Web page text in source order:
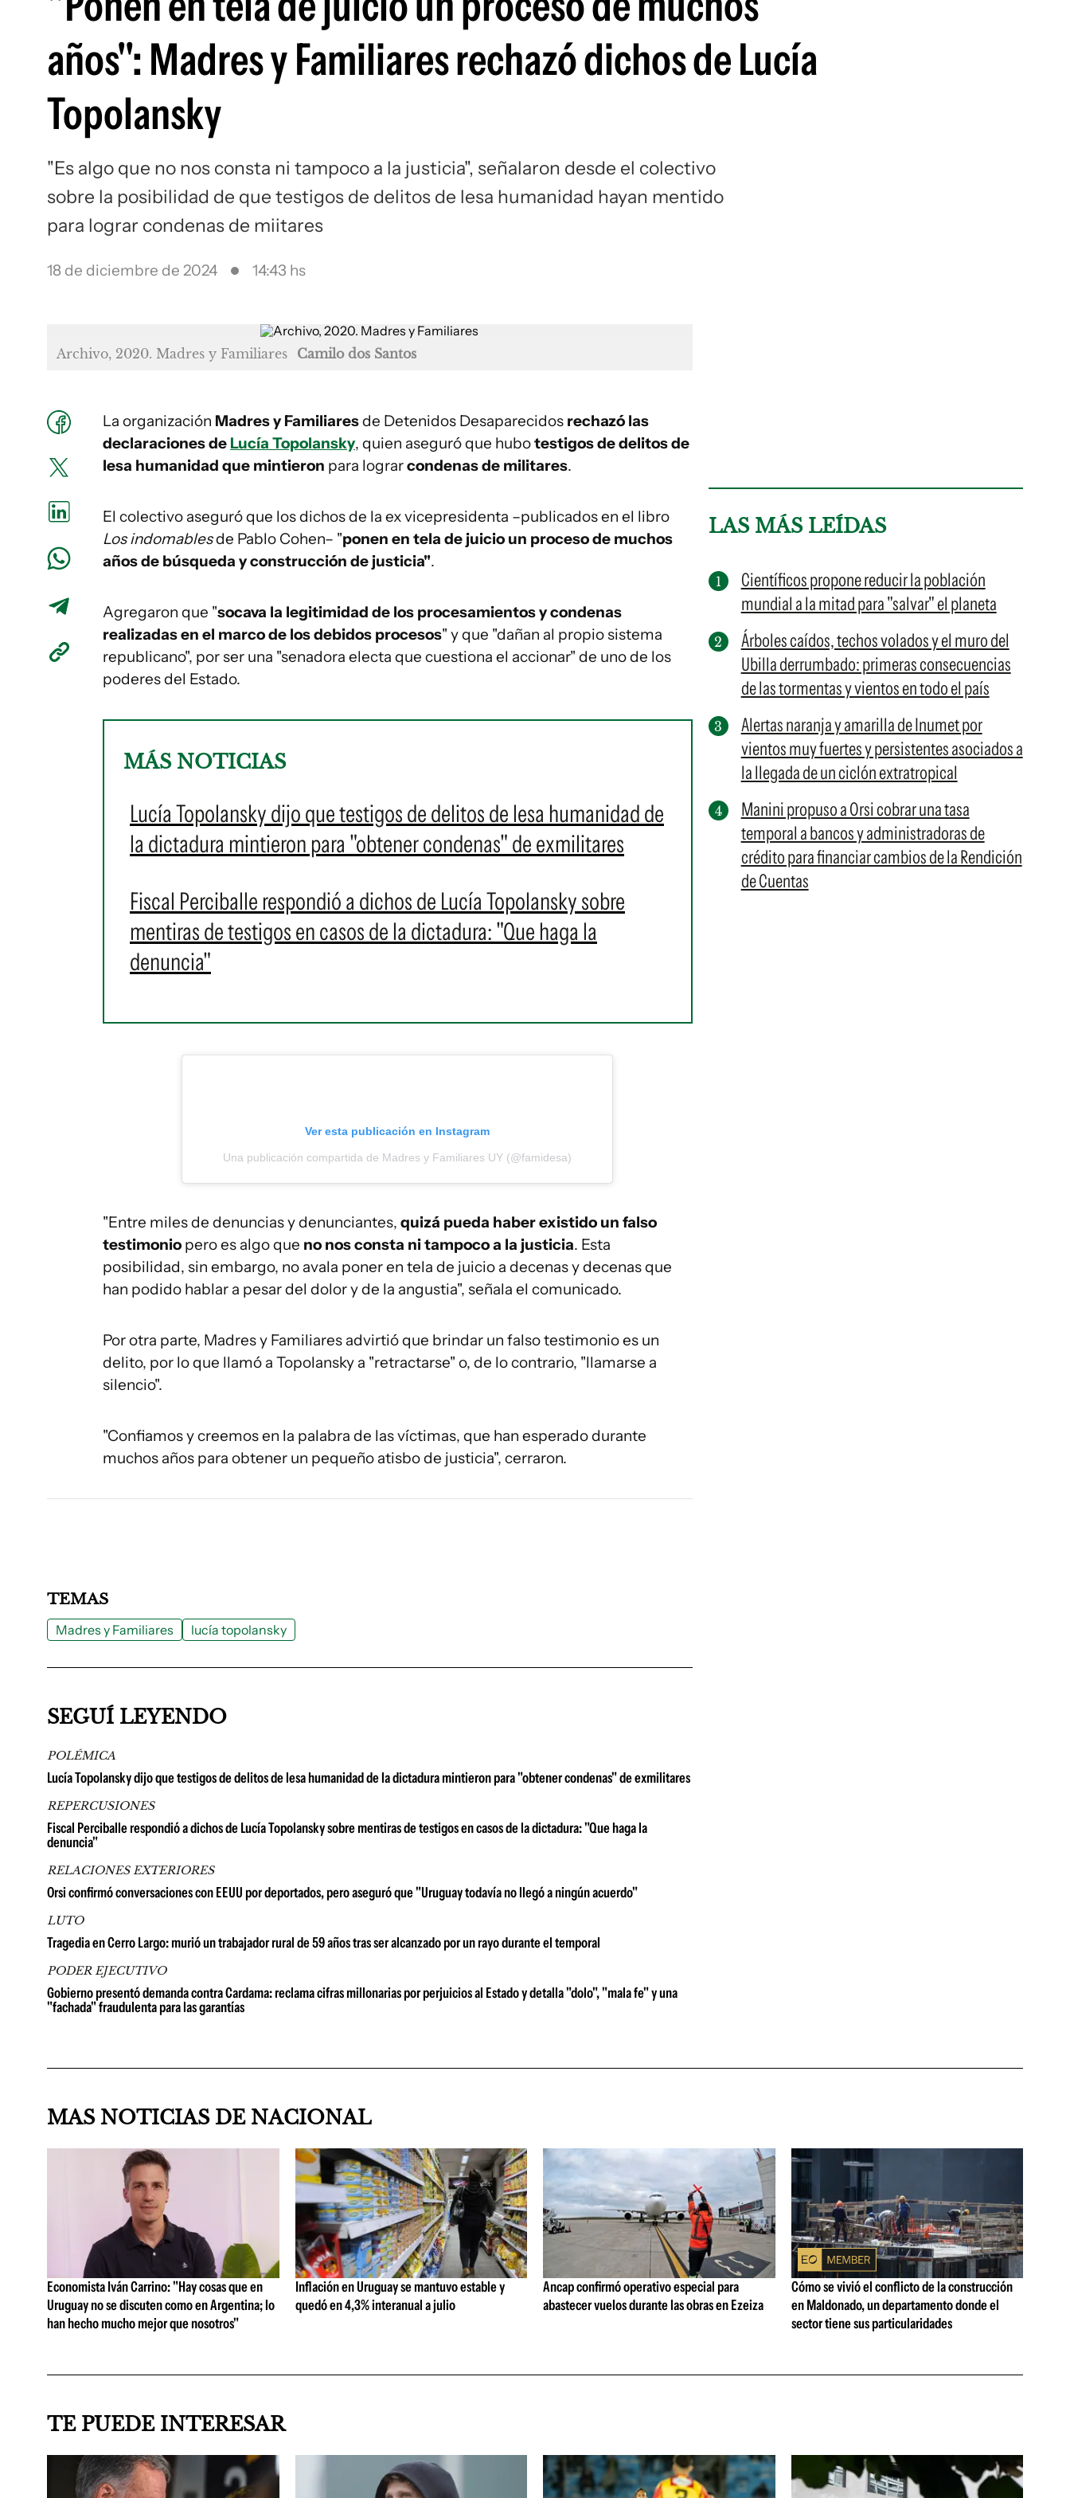
años": Madres y Familiares rechazó dichos de Lucía
Topolansky
"Es algo que no nos consta ni tampoco a la justicia", señalaron desde el colectivo
sobre la posibilidad de que testigos de delitos de lesa humanidad hayan mentido
para lograr condenas de miitares
18 de diciembre de 2024 14:43 hs
Archivo, 2020. Madres y Familiares Camilo dos Santos
La organización Madres y Familiaresde Detenidos Desaparecidos rechazó las
declaraciones de Lucía Topolansky, quien aseguró que hubotestigos de delitos de
lesa humanidad que mintieron para lograrcondenas de militares.
El colectivo aseguró que los dichos de la ex vicepresidenta –publicados en el libro
Los indomablesde Pablo Cohen– "ponen en tela de juicio un proceso de muchos
años de búsqueda y construcción de justicia".
Agregaron que "socava la legitimidad de los procesamientos y condenas
realizadas en el marco de los debidos procesos" y que "dañan al propio sistema
republicano", por ser una "senadora electa que cuestiona el accionar" de uno de los
poderes del Estado.
MÁS NOTICIAS
Lucía Topolansky dijo que testigos de delitos de lesa humanidad de
la dictadura mintieron para "obtener condenas" de exmilitares
Fiscal Perciballe respondió a dichos de Lucía Topolansky sobre
mentiras de testigos en casos de la dictadura: "Que haga la
denuncia"
Ver esta publicación en Instagram
Una publicación compartida de Madres y Familiares UY (@famidesa)
"Entre miles de denuncias y denunciantes, quizá pueda haber existido un falso
testimonio pero es algo que no nos consta ni tampoco a la justicia. Esta
posibilidad, sin embargo, no avala poner en tela de juicio a decenas y decenas que
han podido hablar a pesar del dolor y de la angustia", señala el comunicado.
Por otra parte, Madres y Familiares advirtió que brindar un falso testimonio es un
delito, por lo que llamó a Topolansky a "retractarse" o, de lo contrario, "llamarse a
silencio".
"Confiamos y creemos en la palabra de las víctimas, que han esperado durante
muchos años para obtener un pequeño atisbo de justicia", cerraron.
LAS MÁS LEÍDAS
Científicos propone reducir la población
mundial a la mitad para "salvar" el planeta
Árboles caídos, techos volados y el muro del
Ubilla derrumbado: primeras consecuencias
de las tormentas y vientos en todo el país
Alertas naranja y amarilla de Inumet por
vientos muy fuertes y persistentes asociados a
la llegada de un ciclón extratropical
Manini propuso a Orsi cobrar una tasa
temporal a bancos y administradoras de
crédito para financiar cambios de la Rendición
de Cuentas
TEMAS
Madres y Familiares lucía topolansky
SEGUÍ LEYENDO
POLÉMICA
Lucía Topolansky dijo que testigos de delitos de lesa humanidad de la dictadura mintieron para "obtener condenas" de exmilitares
REPERCUSIONES
Fiscal Perciballe respondió a dichos de Lucía Topolansky sobre mentiras de testigos en casos de la dictadura: "Que haga la
denuncia"
RELACIONES EXTERIORES
Orsi confirmó conversaciones con EEUU por deportados, pero aseguró que "Uruguay todavía no llegó a ningún acuerdo"
LUTO
Tragedia en Cerro Largo: murió un trabajador rural de 59 años tras ser alcanzado por un rayo durante el temporal
PODER EJECUTIVO
Gobierno presentó demanda contra Cardama: reclama cifras millonarias por perjuicios al Estado y detalla "dolo", "mala fe" y una
"fachada" fraudulenta para las garantías
MAS NOTICIAS DE NACIONAL
Economista Iván Carrino: "Hay cosas que en
Uruguay no se discuten como en Argentina; lo
han hecho mucho mejor que nosotros"
Inflación en Uruguay se mantuvo estable y
quedó en 4,3% interanual a julio
Ancap confirmó operativo especial para
abastecer vuelos durante las obras en Ezeiza
Cómo se vivió el conflicto de la construcción
en Maldonado, un departamento donde el
sector tiene sus particularidades
TE PUEDE INTERESAR